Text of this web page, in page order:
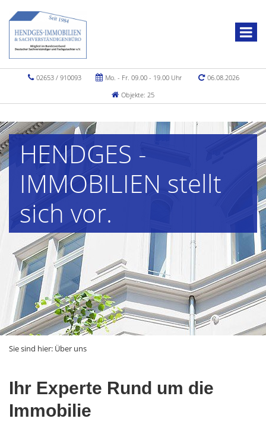
02653 / 910093 Mo. - Fr. 09.00 - 19.00 Uhr
06.08.2026
Objekte: 25
HENDGES -
IMMOBILIEN stellt
sich vor.
Sie sind hier: Über uns
Ihr Experte Rund um die
Immobilie